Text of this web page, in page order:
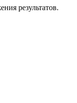
результатов.